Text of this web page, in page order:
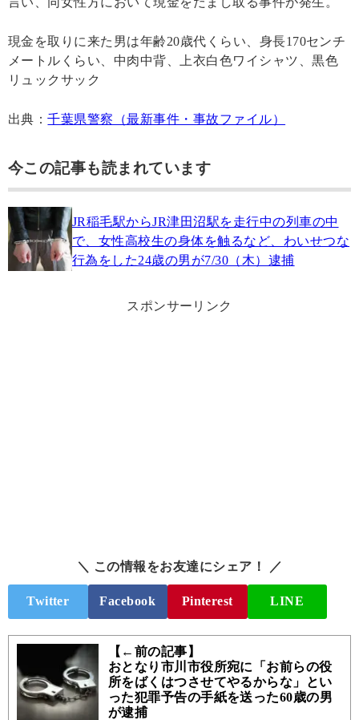
現金を取りに来た男は年齢20歳代くらい、身長170センチ
メートルくらい、中肉中背、上衣白色ワイシャツ、黒色
リュックサック
出典：千葉県警察（最新事件・事故ファイル）
今この記事も読まれています
JR稲毛駅からJR津田沼駅を走行中の列車の中
で、女性高校生の身体を触るなど、わいせつな
行為をした24歳の男が7/30（木）逮捕
スポンサーリンク
＼ この情報をお友達にシェア！ ／
Twitter Facebook Pinterest LINE
【←前の記事】
おとなり市川市役所宛に「お前らの役
所をばくはつさせてやるからな」とい
った犯罪予告の手紙を送った60歳の男
が逮捕